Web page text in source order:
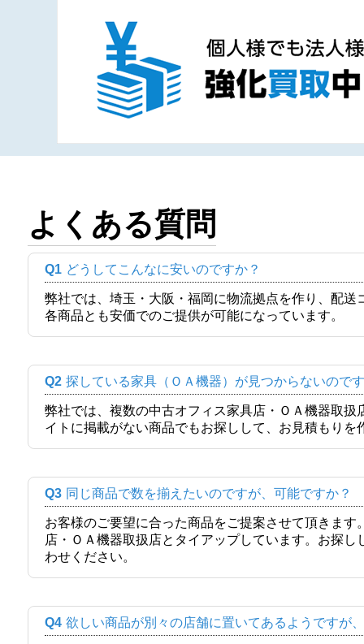
よくある質問
Q1 どうしてこんなに安いのですか？
弊社では、埼玉・大阪・福岡に物流拠点を作り、配
各商品とも安価でのご提供が可能になっています。
Q2 探している家具（ＯＡ機器）が見つからないので
弊社では、複数の中古オフィス家具店・ＯＡ機器取
イトに掲載がない商品でもお探しして、お見積もりを
Q3 同じ商品で数を揃えたいのですが、可能ですか？
お客様のご要望に合った商品をご提案させて頂きま
店・ＯＡ機器取扱店とタイアップしています。お探
わせください。
Q4 欲しい商品が別々の店舗に置いてあるようですが